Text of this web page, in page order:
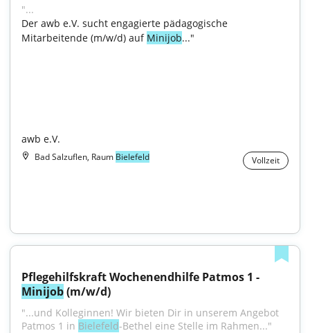
"...
Der awb e.V. sucht engagierte pädagogische
Mitarbeitende (m/w/d) auf Minijob..."
awb e.V.
Bad Salzuflen, Raum Bielefeld Vollzeit
Minijob (m/w/d)
"...und Kolleginnen! Wir bieten Dir in unserem Angebot
Patmos 1 in Bielefeld-Bethel eine Stelle im Rahmen..."